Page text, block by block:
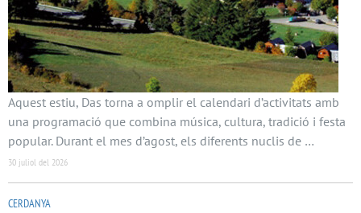
Aquest estiu, Das torna a omplir el calendari d’activitats amb
una programació que combina música, cultura, tradició i festa
popular. Durant el mes d’agost, els diferents nuclis de …
30 juliol del 2026
CERDANYA